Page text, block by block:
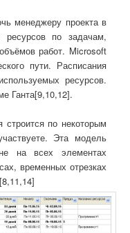
менеджеру проекта в
ресурсов по задачам,
работ. Microsoft
пути. Расписания
ресурсов.
Ганта[9,10,12].
по некоторым
Эта модель
на всех элементах
временных отрезках